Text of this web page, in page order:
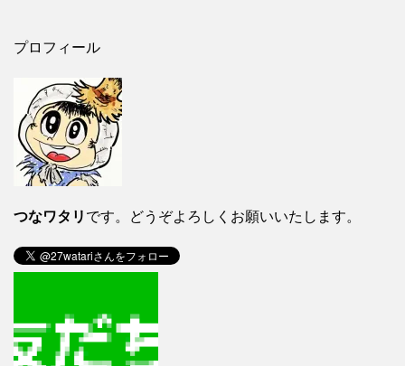
プロフィール
つなワタリ です。どうぞよろしくお願いいたします。